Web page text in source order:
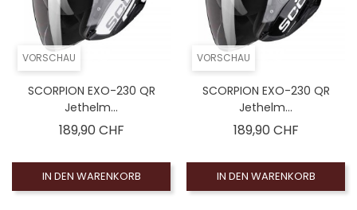
VORSCHAU
SCORPION EXO-230 QR
Jethelm...
189,90 CHFPreis
IN DEN WARENKORB
VORSCHAU
SCORPION EXO-230 QR
Jethelm...
189,90 CHFPreis
IN DEN WARENKORB